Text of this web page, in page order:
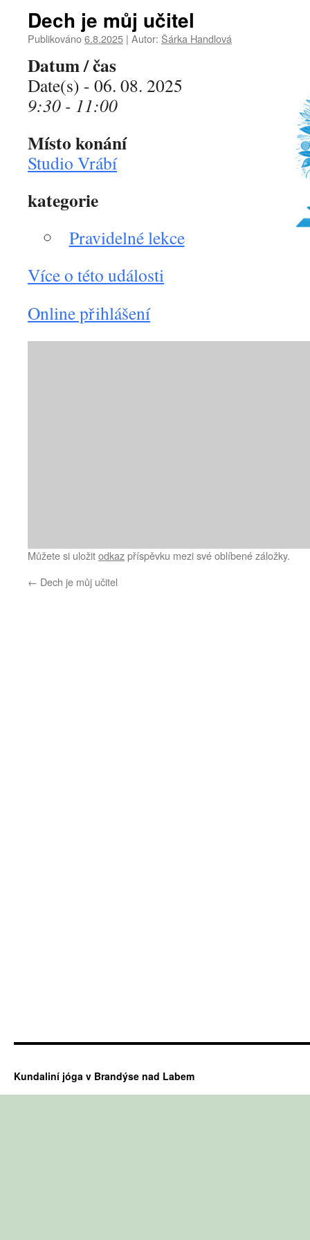
Dech je můj učitel
Publikováno6.8.2025 | Autor: Šárka Handlová
Datum / čas
Date(s) - 06. 08. 2025
9:30 - 11:00
Místo konání
Studio Vrábí
kategorie
Pravidelné lekce
Více o této události
Online přihlášení
Můžete si uložitodkazpříspěvku mezi své oblíbené záložky.
← Dech je můj učitel
Kundaliní jóga v Brandýse nad Labem